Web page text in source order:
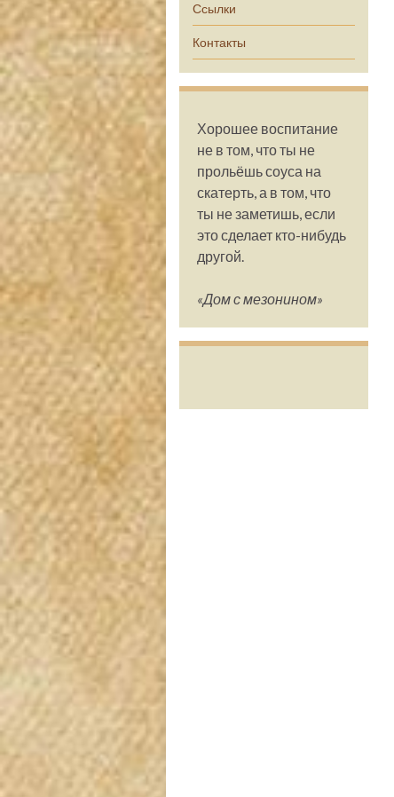
Ссылки
Контакты
Хорошее воспитание
не в том, что ты не
прольёшь соуса на
скатерть, а в том, что
ты не заметишь, если
это сделает кто-нибудь
другой.
«Дом с мезонином»